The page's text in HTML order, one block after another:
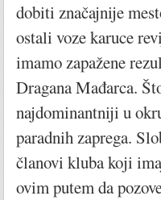
dobiti značajnije
ostali voze karuce
imamo zapažene
Dragana Mađarca.
najdominantniji u
paradnih zaprega.
članovi kluba koji
ovim putem da